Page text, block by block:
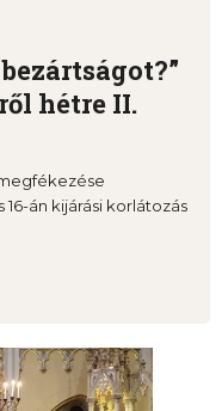
hétre II.
án kijárási korlátozás